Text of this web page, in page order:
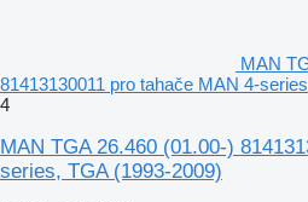
MAN
81413130011 pro tahače MAN 4-
4
MAN TGA 26.460 (01.00-)
series, TGA (1993-2009)